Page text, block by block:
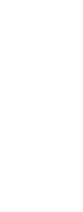
门中都被视作是可以被
签了5000万离婚协议，
活，直面成长小困惑，让
你爱我，我绝对不会纠